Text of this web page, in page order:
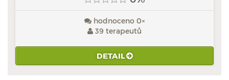
hodnoceno 0×
39 terapeutů
DETAIL